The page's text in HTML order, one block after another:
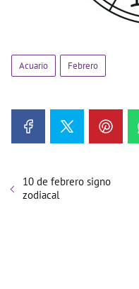
Acuario Febrero
10 de febrero signo
zodiacal